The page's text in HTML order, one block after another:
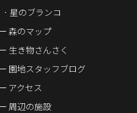
星のブランコ
森のマップ
生き物さんさく
園地スタッフブログ
アクセス
周辺の施設